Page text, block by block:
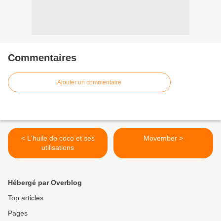
Commentaires
Ajouter un commentaire
< L'huile de coco et ses
utilisations
Movember >
Hébergé par Overblog
Top articles
Pages